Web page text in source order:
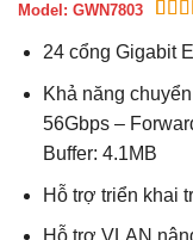
Model: GWN7803
trên
24 cổng Gigabit
Khả năng
56Gbps –
Buffer: 4.1MB
Hỗ trợ triển khai